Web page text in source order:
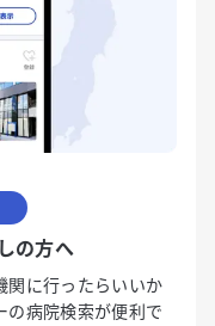
の方へ
関に行ったらいいか
の病院検索が便利で